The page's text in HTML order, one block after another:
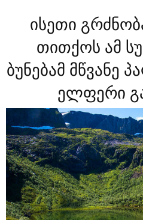
ისეთი
თითქოს ამ
ბუნებამ მწვანე
ელფერი